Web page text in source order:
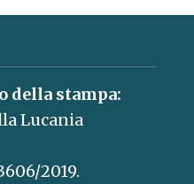
della stampa:
Lucania
2019.